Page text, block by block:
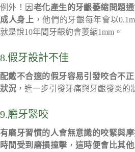
例外！因 老化產生的牙齦萎縮問題
成人身上 ，他們的牙齦每年會以
就是說10年間牙齦約會萎縮1mm。
8.假牙設計不佳
配戴不合適的假牙容易引發咬合不
狀況 ，進一步引發牙痛與牙齦發炎的
9.磨牙緊咬
有磨牙習慣的人會無意識的咬緊與
時間受到磨損撞擊，這時便會比其